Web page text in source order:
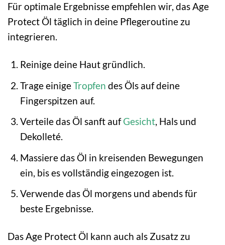
Für optimale Ergebnisse empfehlen wir, das Age
Protect Öl täglich in deine Pflegeroutine zu
integrieren.
Reinige deine Haut gründlich.
Trage einigeTropfen des Öls auf deine
Fingerspitzen auf.
Verteile das Öl sanft aufGesicht, Hals und
Dekolleté.
Massiere das Öl in kreisenden Bewegungen
ein, bis es vollständig eingezogen ist.
Verwende das Öl morgens und abends für
beste Ergebnisse.
Das Age Protect Öl kann auch als Zusatz zu